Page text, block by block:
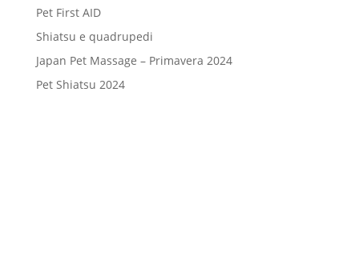
Pet First AID
Shiatsu e quadrupedi
Japan Pet Massage – Primavera 2024
Pet Shiatsu 2024